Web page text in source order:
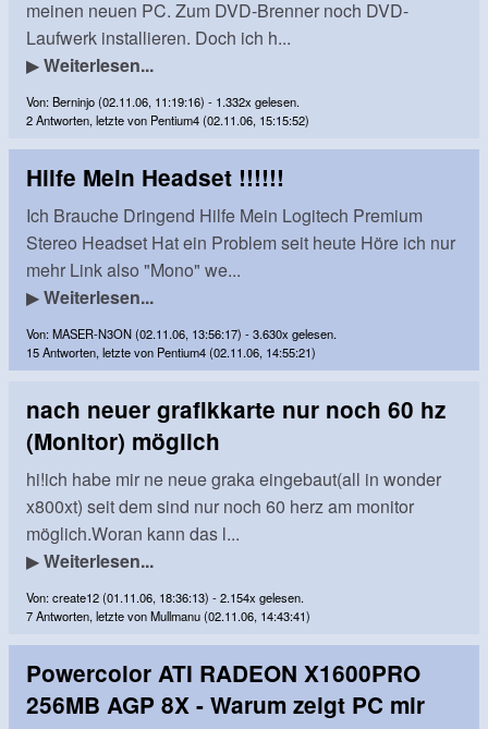
meinen neuen PC. Zum DVD-Brenner noch DVD-
Laufwerk installieren. Doch ich h...
▶Weiterlesen...
Von: Berninjo (02.11.06, 11:19:16) - 1.332x gelesen.
2 Antworten, letzte von Pentium4 (02.11.06, 15:15:52)
Hilfe Mein Headset !!!!!!
Ich Brauche Dringend Hilfe Mein Logitech Premium
Stereo Headset Hat ein Problem seit heute Höre ich nur
mehr Link also "Mono" we...
▶Weiterlesen...
Von: MASER-N3ON (02.11.06, 13:56:17) - 3.630x gelesen.
15 Antworten, letzte von Pentium4 (02.11.06, 14:55:21)
nach neuer grafikkarte nur noch 60 hz
(Monitor) möglich
hi!ich habe mir ne neue graka eingebaut(all in wonder
x800xt) seit dem sind nur noch 60 herz am monitor
möglich.Woran kann das l...
▶Weiterlesen...
Von: create12 (01.11.06, 18:36:13) - 2.154x gelesen.
7 Antworten, letzte von Mullmanu (02.11.06, 14:43:41)
Powercolor ATI RADEON X1600PRO
256MB AGP 8X - Warum zeigt PC mir